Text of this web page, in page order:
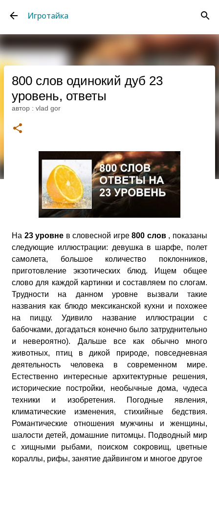
Игротайка
800 слов одинокий дуб 23
уровень, ответы
автор : vlad gor
На 23 уровне в словесной игре800 слов, показаны
следующие иллюстрации: девушка в шарфе, полет
самолета, большое количество поклонников,
приготовление экзотических блюд. Ищем общее
слово для каждой картинки и составляем по слогам.
Трудности на данном уровне вызвали такие
названия как блюдо мексиканской кухни и похожее
на пиццу. Удивило название иллюстрации с
бабочками, догадаться конечно было затруднительно
и невероятно). Дальше все как обычно много
животных, птиц в дикой природе, повседневная
деятельность человека в современном мире.
Естественно интересные архитектурные решения,
исторические постройки, необычные дома, чудеса
техники и изобретения. Погодные явления,
климатические изменения, стихийные бедствия.
Романтические отношения мужчины и женщины,
шалости детей, домашние питомцы. Подводный мир
с хищными рыбами, поиском сокровищ, цветные
кораллы, рифы, занятие дайвингом и многое другое